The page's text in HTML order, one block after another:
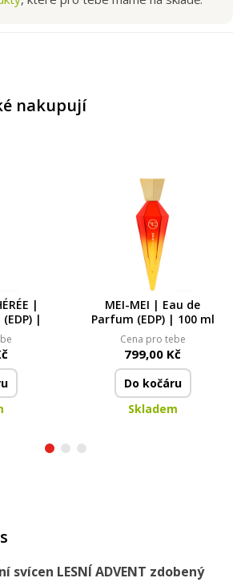
nakupují
|
|
MEI-MEI | Eau de
Parfum (EDP) | 100 ml
Cena pro tebe
799,00 Kč
Do kočáru
Skladem
svícen LESNÍ ADVENT zdobený